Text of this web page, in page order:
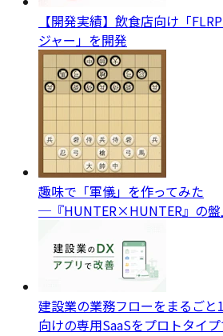
【開発実績】飲食店向け「
ジャー」を開発
趣味で「軍儀」を作ってみた
─『HUNTER×HUNTER』の盤
建設業の業務フローをまるご
向けの専用SaaSをプロトタイ